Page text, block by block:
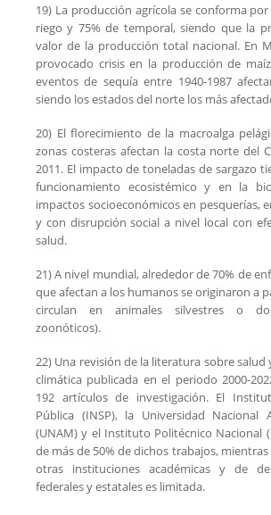
19) La producción agrícola se conforma
riego y 75% de temporal, siendo que la
valor de la producción total nacional. En
provocado crisis en la producción de
eventos de sequía entre 1940-1987
siendo los estados del norte los más
20) El florecimiento de la macroalga
zonas costeras afectan la costa norte del
2011. El impacto de toneladas de sargazo
funcionamiento ecosistémico y en la
impactos socioeconómicos en pesquerías,
y con disrupción social a nivel local con
salud.
21) A nivel mundial, alrededor de 70% de
que afectan a los humanos se originaron a
circulan en animales silvestres o
zoonóticos).
22) Una revisión de la literatura sobre
climática publicada en el periodo 2000-
192 artículos de investigación. El
Pública (INSP), la Universidad Nacional
(UNAM) y el Instituto Politécnico Nacional
de más de 50% de dichos trabajos,
otras instituciones académicas y de
federales y estatales es limitada.